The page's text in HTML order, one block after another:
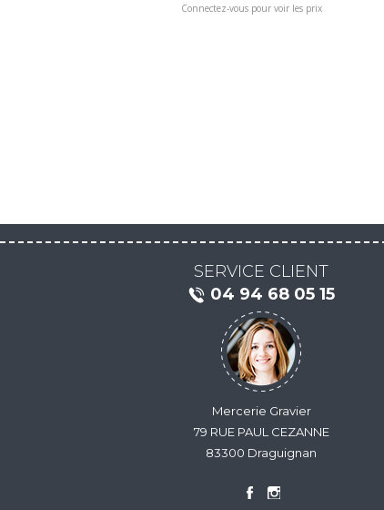
Connectez-vous pour voir les prix
SERVICE CLIENT
04 94 68 05 15
Mercerie Gravier
79 RUE PAUL CEZANNE
83300 Draguignan